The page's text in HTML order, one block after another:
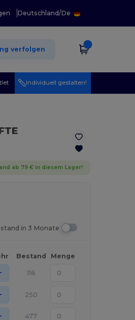
Deutschland/De
verfolgen
Individuell gestalten!
ab 79 € in diesem Lager!
in 3 Monate
Bestand Menge
116
250
477